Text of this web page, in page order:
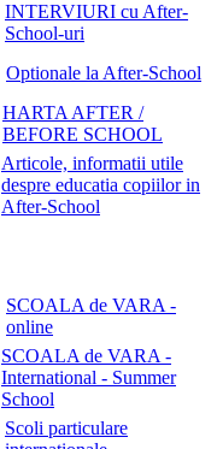
INTERVIURI cu After-
School-uri
Optionale la After-School
HARTA AFTER /
BEFORE SCHOOL
Articole, informatii utile
despre educatia copiilor in
After-School
SCOALA de VARA -
online
SCOALA de VARA -
International - Summer
School
Scoli particulare